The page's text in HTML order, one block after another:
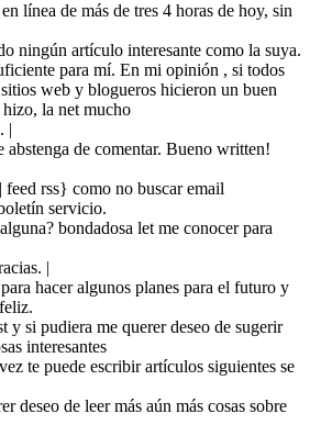
línea de más de tres 4 horas de hoy, sin
ningún artículo interesante como la suya.
para mí. En mi opinión , si todos
web y blogueros hicieron un buen
la net mucho
|
abstenga de comentar. Bueno written!
feed rss} como no buscar email
servicio.
bondadosa let me conocer para
|
hacer algunos planes para el futuro y
y si pudiera me querer deseo de sugerir
interesantes
te puede escribir artículos siguientes se
deseo de leer más aún más cosas sobre